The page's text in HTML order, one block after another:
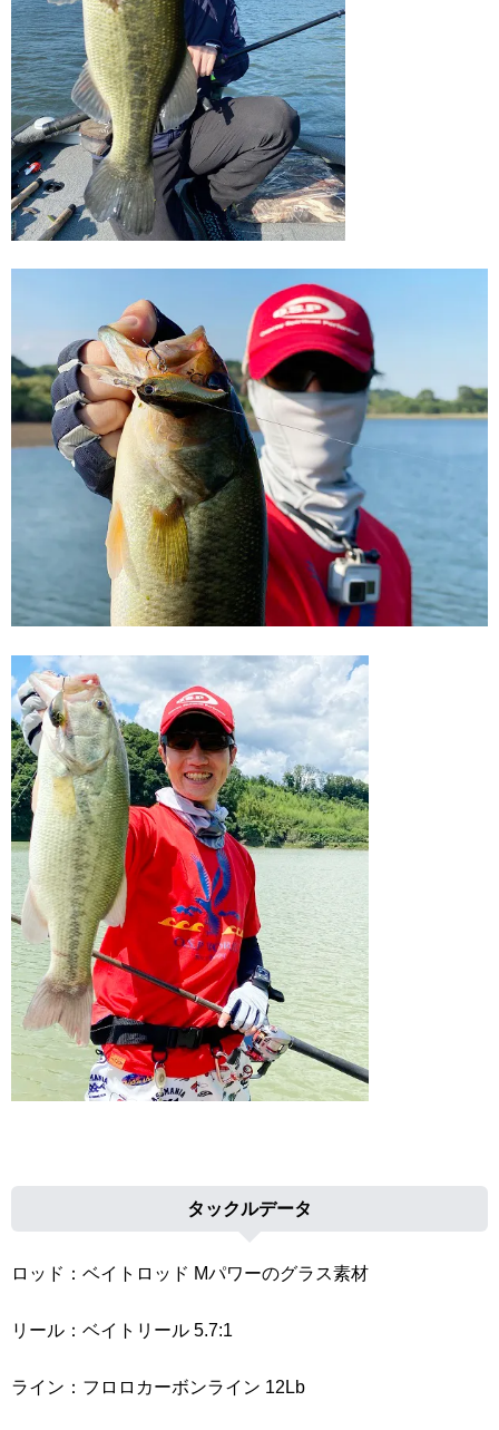
タックルデータ
ロッド：ベイトロッド Mパワーのグラス素材
リール：ベイトリール 5.7:1
ライン：フロロカーボンライン 12Lb